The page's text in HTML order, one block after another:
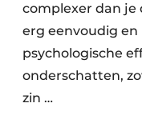
complexer dan je
erg eenvoudig
psychologische
onderschatten,
zin …